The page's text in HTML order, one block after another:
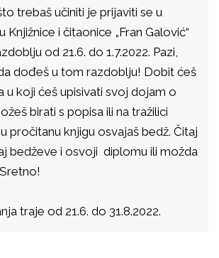
trebaš učiniti je prijaviti se u
i čitaonice „Fran Galović“
od 21.6. do 1.7.2022. Pazi,
dođeš u tom razdoblju! Dobit ćeš
u koji ćeš upisivati svoj dojam o
birati s popisa ili na tražilici
pročitanu knjigu osvajaš bedž. Čitaj
bedževe i osvoji diplomu ili možda
traje od 21.6. do 31.8.2022.